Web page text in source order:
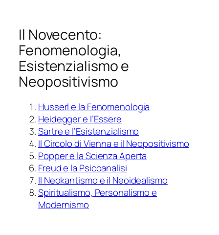
Il Novecento:
Fenomenologia,
Esistenzialismo e
Neopositivismo
Husserl e la Fenomenologia
Heidegger e l’Essere
Sartre e l’Esistenzialismo
Il Circolo di Vienna e il Neopositivismo
Popper e la Scienza Aperta
Freud e la Psicoanalisi
Il Neokantismo e il Neoidealismo
Spiritualismo, Personalismo e
Modernismo